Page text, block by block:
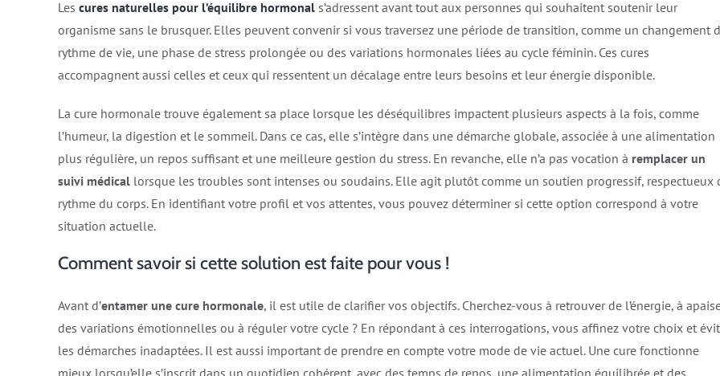
Les cures naturelles pour l’équilibre hormonal s’adressent avant tout aux personnes qui souhaitent soutenir leur
organisme sans le brusquer. Elles peuvent convenir si vous traversez une période de transition, comme un changement
rythme de vie, une phase de stress prolongée ou des variations hormonales liées au cycle féminin. Ces cures
accompagnent aussi celles et ceux qui ressentent un décalage entre leurs besoins et leur énergie disponible.
La cure hormonale trouve également sa place lorsque les déséquilibres impactent plusieurs aspects à la fois, comme
l’humeur, la digestion et le sommeil. Dans ce cas, elle s’intègre dans une démarche globale, associée à une alimentation
plus régulière, un repos suffisant et une meilleure gestion du stress. En revanche, elle n’a pas vocation à remplacer un
suivi médical lorsque les troubles sont intenses ou soudains. Elle agit plutôt comme un soutien progressif, respectueux
rythme du corps. En identifiant votre profil et vos attentes, vous pouvez déterminer si cette option correspond à votre
situation actuelle.
Comment savoir si cette solution est faite pour vous !
Avant d’entamer une cure hormonale, il est utile de clarifier vos objectifs. Cherchez-vous à retrouver de l’énergie, à
des variations émotionnelles ou à réguler votre cycle ? En répondant à ces interrogations, vous affinez votre choix et
les démarches inadaptées. Il est aussi important de prendre en compte votre mode de vie actuel. Une cure fonctionne
mieux lorsqu’elle s’inscrit dans un quotidien cohérent, avec des temps de repos, une alimentation équilibrée et des